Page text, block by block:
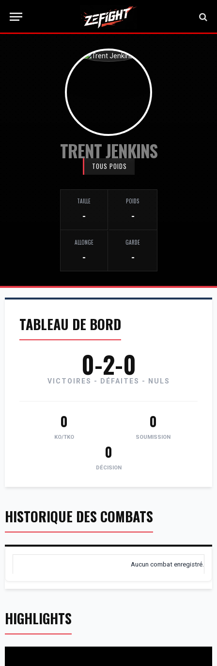
TRENT JENKINS
TOUS POIDS
TAILLE
-
POIDS
-
ALLONGE
-
GARDE
-
TABLEAU DE BORD
0-2-0
VICTOIRES - DÉFAITES - NULS
0
KO/TKO
0
SOUMISSION
0
DÉCISION
HISTORIQUE DES COMBATS
Aucun combat enregistré.
HIGHLIGHTS